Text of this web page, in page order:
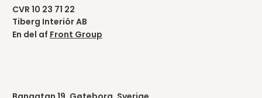
CVR 10 23 71 22
Tiberg Interiör AB
En del af Front Group